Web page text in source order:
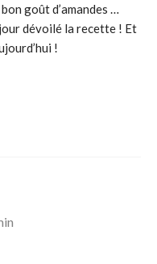
goût d’amandes …
dévoilé la recette ! Et
!